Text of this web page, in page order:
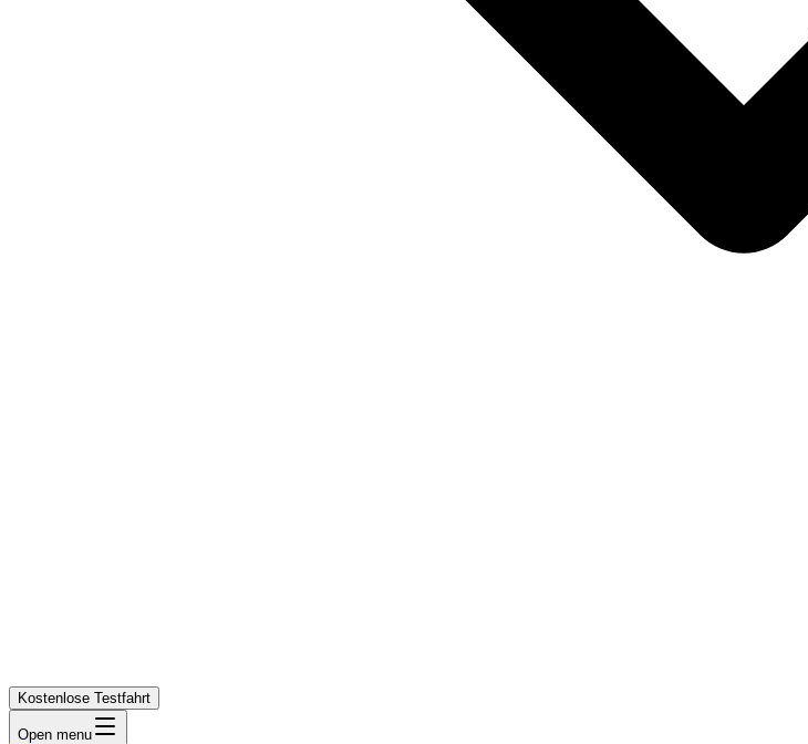
Kostenlose Testfahrt
Open menu